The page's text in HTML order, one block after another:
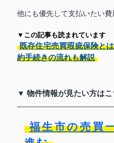
他にも優先して支払いたい費
▼この記事も読まれています
既存住宅売買瑕疵保険と
約手続きの流れも解説
▼ 物件情報が見たい方は
福生市の売買